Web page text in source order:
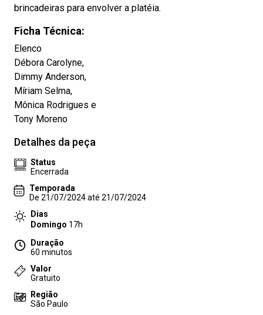
brincadeiras para envolver a platéia.
Ficha Técnica:
Elenco
Débora Carolyne,
Dimmy Anderson,
Míriam Selma,
Mônica Rodrigues e
Tony Moreno
Detalhes da peça
Status
Encerrada
Temporada
De 21/07/2024 até 21/07/2024
Dias
Domingo 17h
Duração
60 minutos
Valor
Gratuito
Região
São Paulo